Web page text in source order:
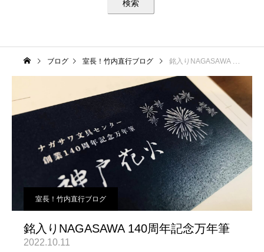
ブログ 室長！竹内直行ブログ 銘入りNAGASAWA 140周年記念万年筆
室長！竹内直行ブログ
銘入りNAGASAWA 140周年記念万年筆
2022.10.11